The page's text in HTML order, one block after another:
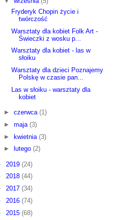
Fryderyk Chopin życie i
twórczość
Warsztaty dla kobiet Folk Art -
Świeczki z wosku p...
Warsztaty dla kobiet - las w
słoiku
Warsztaty dla dzieci Poznajemy
Polskę w czasie pan...
Las w słoiku - warsztaty dla
kobiet
► czerwca (1)
► maja (3)
► kwietnia (3)
►
lutego (2)
2019 (24)
2018 (44)
2017 (34)
2016 (74)
2015 (68)